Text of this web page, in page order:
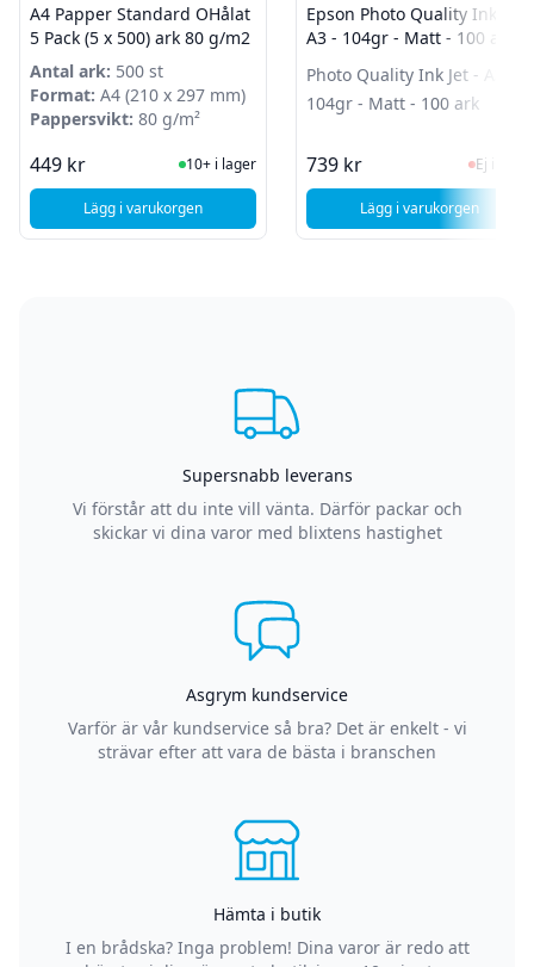
A4 Papper Standard OHålat
5 Pack (5 x 500) ark 80 g/m2
Antal ark: 500 st
Format: A4 (210 x 297 mm)
Pappersvikt: 80 g/m²
449 kr I Lager
10+ i lager
Lägg i varukorgen, A4 Papper Standard OHålat 5 Pack (5 x 500) ark 80 g/m2
Epson Photo Quality Ink Jet -
A3 - 104gr - Matt - 100 ark
Photo Quality Ink Jet - A3 -
104gr - Matt - 100 ark
739 kr Ej i
Ej i lager
Lägg i varukorgen
, Epson Photo
Supersnabb leverans
Vi förstår att du inte vill vänta. Därför packar och
skickar vi dina varor med blixtens hastighet
Asgrym kundservice
Varför är vår kundservice så bra? Det är enkelt - vi
strävar efter att vara de bästa i branschen
Hämta i butik
I en brådska? Inga problem! Dina varor är redo att